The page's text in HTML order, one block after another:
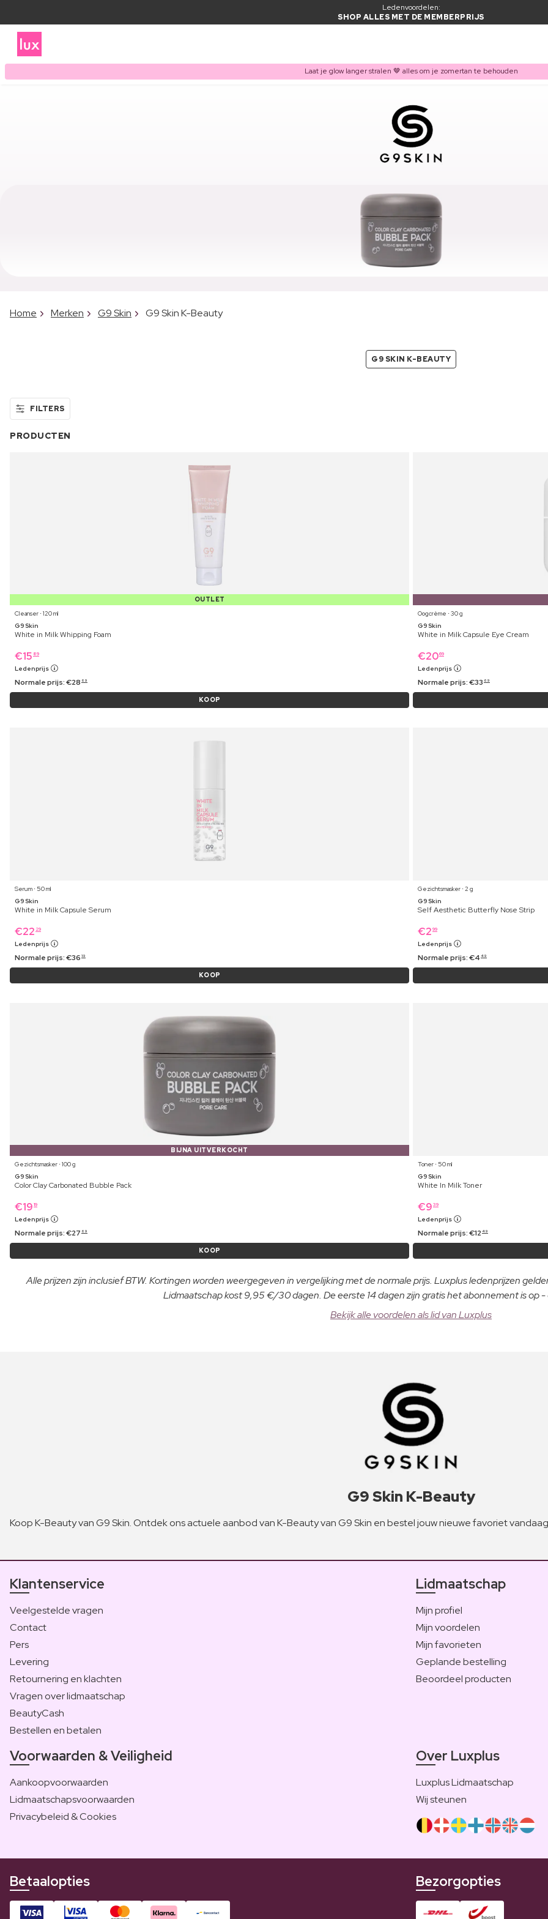
Ledenvoordelen:
SHOP ALLES MET DE MEMBERPRIJS
Laat je glow langer stralen 🤎 alles om je zomertan te behouden
Home Merken G9 Skin G9 Skin K-Beauty
G9 SKIN K-BEAUTY
FILTERS
PRODUCTEN
OUTLET
Cleanser ⋅ 120 ml
G9 Skin
White in Milk Whipping Foam
€15 89
Ledenprijs
Normale prijs:€28 69
KOOP
Oogcrème ⋅ 30 g
G9 Skin
White in Milk Capsule Eye Cream
€2069
Ledenprijs
Normale prijs:€33 69
Serum ⋅ 50 ml
G9 Skin
White in Milk Capsule Serum
€22 29
Ledenprijs
Normale prijs:€36 19
KOOP
Gezichtsmasker ⋅ 2 g
G9 Skin
Self Aesthetic Butterfly Nose Strip
€2 99
Ledenprijs
Normale prijs:€4 49
BIJNA UITVERKOCHT
Gezichtsmasker ⋅ 100 g
G9 Skin
Color Clay Carbonated Bubble Pack
€19 19
Ledenprijs
Normale prijs:€27 69
KOOP
Toner ⋅ 50 ml
G9 Skin
White In Milk Toner
€9 39
Ledenprijs
Normale prijs:€12 49
Alle prijzen zijn inclusief BTW. Kortingen worden weergegeven in vergelijking met de normale prijs. Luxplus ledenprijzen
Lidmaatschap kost 9,95 €/30 dagen. De eerste 14 dagen zijn gratis het abonnement is op
Bekijk alle voordelen als lid van Luxplus
G9 Skin K-Beauty
Koop K-Beauty van G9 Skin. Ontdek ons actuele aanbod van K-Beauty van G9 Skin en bestel jouw nieuwe favoriet
Klantenservice
Veelgestelde vragen
Contact
Pers
Levering
Retournering en klachten
Vragen over lidmaatschap
BeautyCash
Bestellen en betalen
Lidmaatschap
Mijn profiel
Mijn voordelen
Mijn favorieten
Geplande bestelling
Beoordeel producten
Voorwaarden & Veiligheid
Aankoopvoorwaarden
Lidmaatschapsvoorwaarden
Privacybeleid & Cookies
Over Luxplus
Luxplus Lidmaatschap
Wij steunen
Betaalopties Bezorgopties